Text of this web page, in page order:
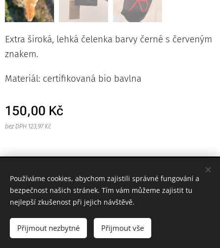
Extra široká, lehká čelenka barvy černé s červeným
znakem.
Materiál: certifikovaná bio bavlna
150,00 Kč
bez DPH 123,97 Kč
Do košíku
Používáme cookies, abychom zajistili správné fungování a
bezpečnost našich stránek. Tím vám můžeme zajistit tu
nejlepší zkušenost při jejich návštěvě.
Přijmout nezbytné Přijmout vše